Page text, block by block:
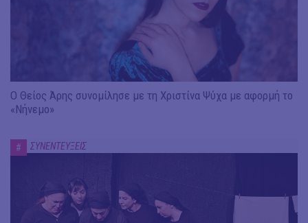
Ο Θείος Άρης συνομίλησε με τη Χριστίνα Ψύχα με αφορμή το
«Νήνεμο»
# ΣΥΝΕΝΤΕΥΞΕΙΣ